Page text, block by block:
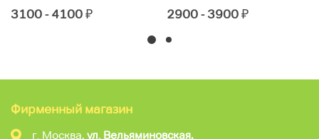
3100 - 4100₽ 2900 - 3900₽
Фирменный магазин
г. Москва, ул. Вельяминовская,